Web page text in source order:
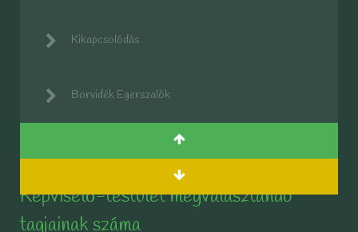
Kikapcsolódás
Borvidék Egerszalók
Képviselő-testület megválasztandó
tagjainak száma